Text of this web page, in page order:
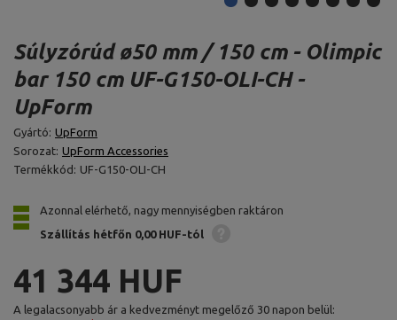
Súlyzórúd ø50 mm / 150 cm - Olimpic
bar 150 cm UF-G150-OLI-CH -
UpForm
Gyártó: UpForm
Sorozat: UpForm Accessories
Termékkód: UF-G150-OLI-CH
Azonnal elérhető, nagy mennyiségben raktáron
Szállítás hétfőn 0,00 HUF-tól
41 344 HUF
A legalacsonyabb ár a kedvezményt megelőző 30 napon belül: